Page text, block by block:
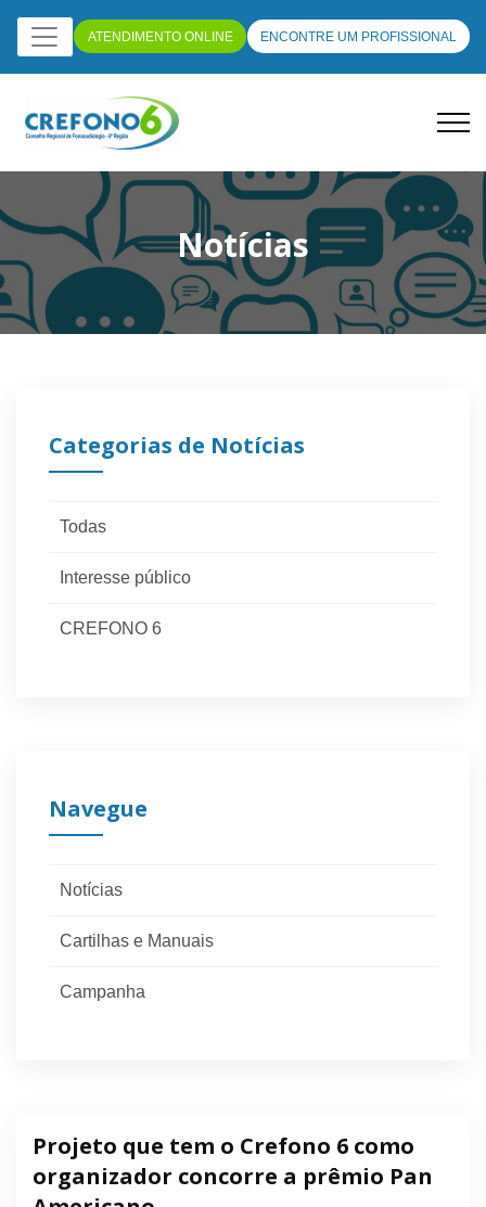
ATENDIMENTO ONLINE ENCONTRE UM PROFISSIONAL
Notícias
Categorias de Notícias
Todas
Interesse público
CREFONO 6
Navegue
Notícias
Cartilhas e Manuais
Campanha
Projeto que tem o Crefono 6 como
organizador concorre a prêmio Pan